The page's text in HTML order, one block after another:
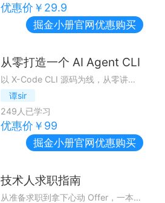
优惠价￥ 29.9
掘金小册官网优惠购买
从零打造一个 AI Agent CLI
以 X-Code CLI 源码为线，从零讲透生产级 AI 终端助手——agent loop、工具、UI 渲染、权限、prompt cache、压缩等，逐章对照源码讲设计取舍。
谭sir
249 人已学习
优惠价￥ 99
掘金小册官网优惠购买
技术人求职指南
从准备求职到拿下心动 Offer，一本职场的全方位攻略